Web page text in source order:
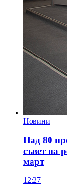
Новини
Над 80
съвет на
март
12:27